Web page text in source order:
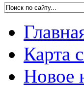
Карта
Новое